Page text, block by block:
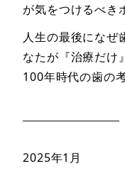
が気をつけるべき
人生の最後になぜ
なたが『治療だけ
100年時代の歯
2025年1月